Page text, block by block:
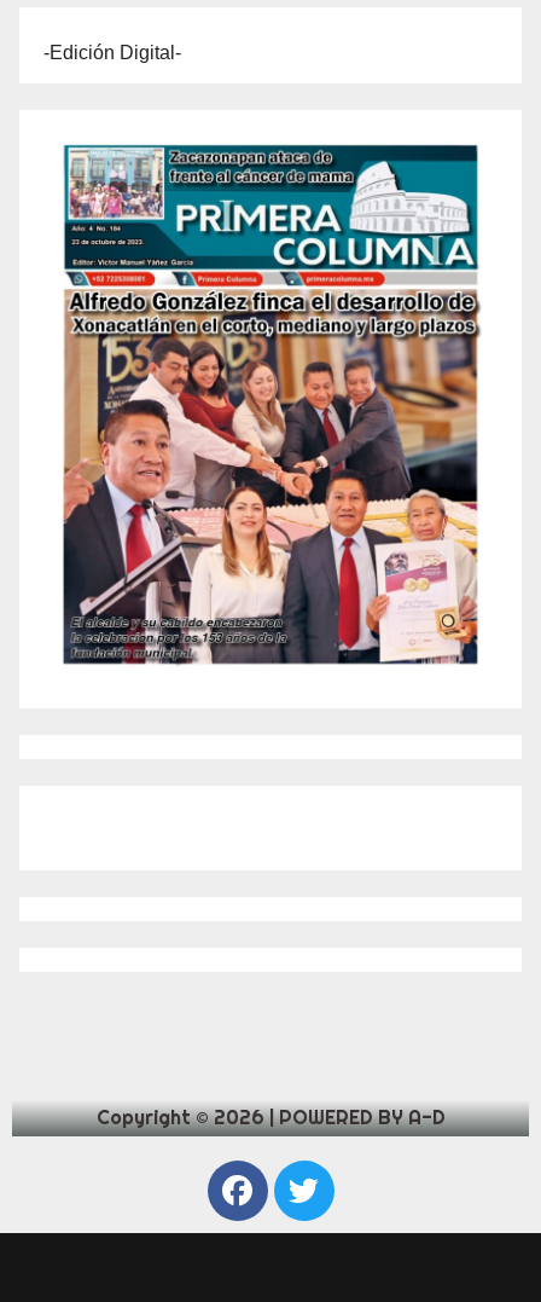
-Edición Digital-
Copyright © 2026 | POWERED BY A-D